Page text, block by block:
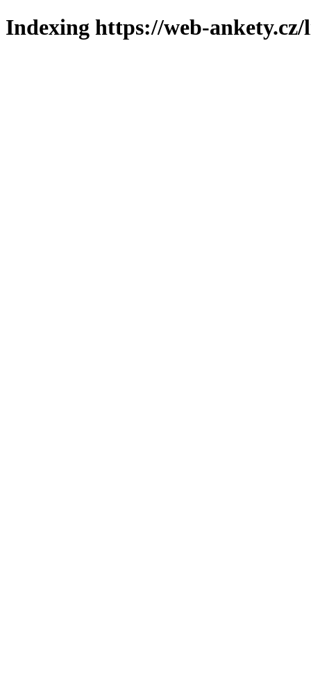
Indexing https://web-